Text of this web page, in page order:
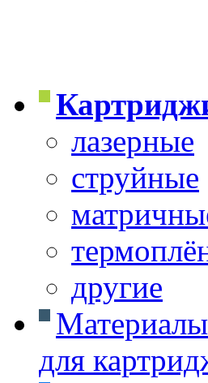
лазерные
струйные
другие
для